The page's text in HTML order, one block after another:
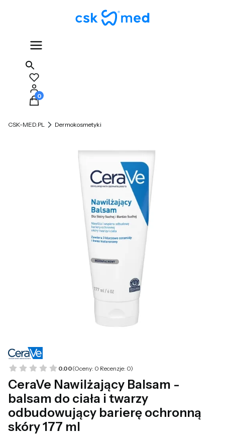
Produkty w koszyku: 0. Zobacz szczegóły
CSK-MED.PL Dermokosmetyki
0.00(Oceny: 0 Recenzje: 0)
CeraVe Nawilżający Balsam -
balsam do ciała i twarzy
odbudowujący barierę ochronną
skóry 177 ml